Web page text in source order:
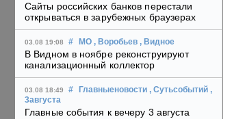
Сайты российских банков перестали
открываться в зарубежных браузерах
03.08 19:08 # МО , Воробьев , Видное
В Видном в ноябре реконструируют
канализационный коллектор
03.08 18:49 # Главныеновости , Сутьсобытий ,
3августа
Главные события к вечеру 3 августа